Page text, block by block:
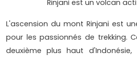
Rinjani est un volcan
L'ascension du mont Rinjani est
pour les passionnés de trekking.
deuxième plus haut